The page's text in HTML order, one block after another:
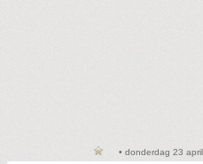
• donderdag 23